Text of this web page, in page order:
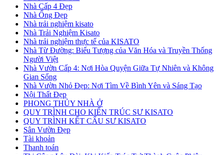
Nhà Cấp 4 Đẹp
Nhà Ống Đẹp
Nhà trải nghiệm kisato
Nhà Trải Nghiệm Kisato
Nhà trải nghiệm thực tế của KISATO
Nhà Từ Đường: Biểu Tượng của Văn Hóa và Truyền Thống
Người Việt
Nhà Vườn Cấp 4: Nơi Hòa Quyện Giữa Tự Nhiên và Không
Gian Sống
Nhà Vườn Nhỏ Đẹp: Nơi Tìm Về Bình Yên và Sáng Tạo
Nội Thất Đẹp
PHONG THỦY NHÀ Ở
QUY TRÌNH CHO KIẾN TRÚC SƯ KISATO
QUY TRÌNH KẾT CẤU SƯ KISATO
Sân Vườn Đẹp
Tài khoản
Thanh toán